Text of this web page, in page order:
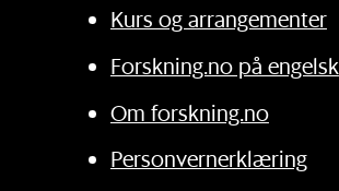
Kurs og arrangementer
Forskning.no på engelsk
Om forskning.no
Personvernerklæring